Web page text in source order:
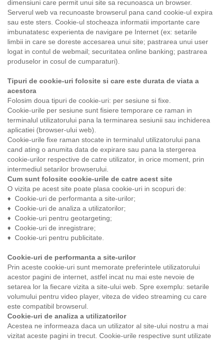
dimensiuni care permit unui site sa recunoasca un browser.
Serverul web va recunoaste browserul pana cand cookie-ul expira
sau este sters. Cookie-ul stocheaza informatii importante care
imbunatatesc experienta de navigare pe Internet (ex: setarile
limbii in care se doreste accesarea unui site; pastrarea unui user
logat in contul de webmail; securitatea online banking; pastrarea
produselor in cosul de cumparaturi).
Tipuri de cookie-uri folosite si care este durata de viata a
acestora
Folosim doua tipuri de cookie-uri: per sesiune si fixe.
Cookie-urile per sesiune sunt fisiere temporare ce raman in
terminalul utilizatorului pana la terminarea sesiunii sau inchiderea
aplicatiei (browser-ului web).
Cookie-urile fixe raman stocate in terminalul utilizatorului pana
cand ating o anumita data de expirare sau pana la stergerea
cookie-urilor respective de catre utilizator, in orice moment, prin
intermediul setarilor browserului.
Cum sunt folosite cookie-urile de catre acest site
O vizita pe acest site poate plasa cookie-uri in scopuri de:
♦ Cookie-uri de performanta a site-urilor;
♦ Cookie-uri de analiza a utilizatorilor;
♦ Cookie-uri pentru geotargeting;
♦ Cookie-uri de inregistrare;
♦ Cookie-uri pentru publicitate.
Cookie-uri de performanta a site-urilor
Prin aceste cookie-uri sunt memorate preferintele utilizatorului
acestor pagini de internet, astfel incat nu mai este nevoie de
setarea lor la fiecare vizita a site-ului web. Spre exemplu: setarile
volumului pentru video player, viteza de video streaming cu care
este compatibil browserul.
Cookie-uri de analiza a utilizatorilor
Acestea ne informeaza daca un utilizator al site-ului nostru a mai
vizitat aceste pagini in trecut. Cookie-urile respective sunt utilizate